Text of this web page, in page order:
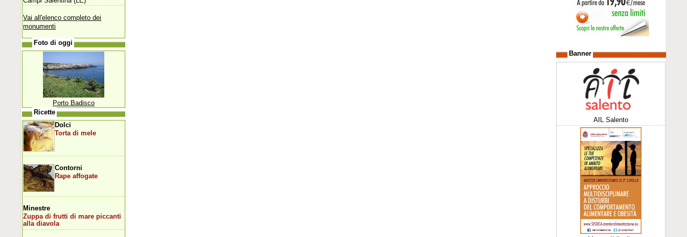
Vai all'elenco completo dei
monumenti
Foto di oggi
Porto Badisco
Ricette
Dolci
Torta di mele
Contorni
Rape affogate
Minestre
Zuppa di frutti di mare piccanti
alla diavola
Banner
AIL Salento